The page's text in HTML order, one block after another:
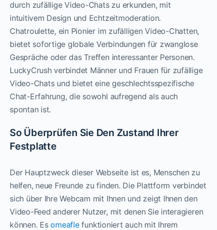
durch zufällige Video-Chats zu erkunden, mit
intuitivem Design und Echtzeitmoderation.
Chatroulette, ein Pionier im zufälligen Video-Chatten,
bietet sofortige globale Verbindungen für zwanglose
Gespräche oder das Treffen interessanter Personen.
LuckyCrush verbindet Männer und Frauen für zufällige
Video-Chats und bietet eine geschlechtsspezifische
Chat-Erfahrung, die sowohl aufregend als auch
spontan ist.
So Überprüfen Sie Den Zustand Ihrer
Festplatte
Der Hauptzweck dieser Webseite ist es, Menschen zu
helfen, neue Freunde zu finden. Die Plattform verbindet
sich über Ihre Webcam mit Ihnen und zeigt Ihnen den
Video-Feed anderer Nutzer, mit denen Sie interagieren
können. Esomeaflefunktioniert auch mit Ihrem